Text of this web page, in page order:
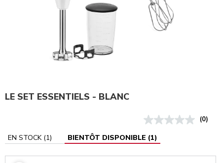
LE SET ESSENTIELS - BLANC
(0)
EN STOCK(1) BIENTÔT DISPONIBLE (1)